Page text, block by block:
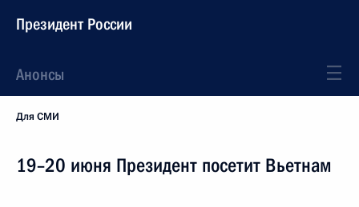
Президент России
Анонсы
Для СМИ
19–20 июня Президент посетит Вьетнам